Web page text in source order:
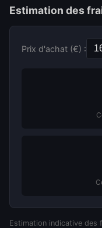
Estimation des
Prix d'achat (€) :
Estimation indicative des